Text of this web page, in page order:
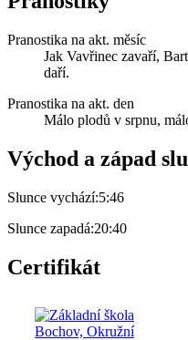
Pranostika na akt. měsíc
Jak Vavřinec zavaří,
daří.
Pranostika na akt. den
Málo plodů v srpnu,
Východ a západ
Slunce vychází:5:46
Slunce zapadá:20:40
Certifikát